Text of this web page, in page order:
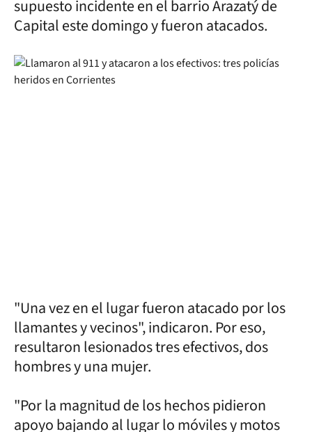
supuesto incidente en el barrio Arazatý de
Capital este domingo y fueron atacados.
"Una vez en el lugar fueron atacado por los
llamantes y vecinos", indicaron. Por eso,
resultaron lesionados tres efectivos, dos
hombres y una mujer.
"Por la magnitud de los hechos pidieron
apoyo bajando al lugar lo móviles y motos